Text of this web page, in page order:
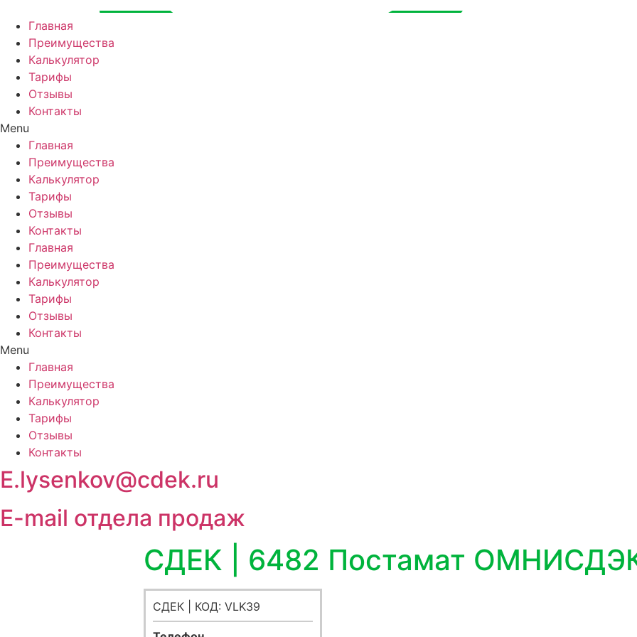
содержимому
Главная
Преимущества
Калькулятор
Тарифы
Отзывы
Контакты
Menu
Главная
Преимущества
Калькулятор
Тарифы
Отзывы
Контакты
Главная
Преимущества
Калькулятор
Тарифы
Отзывы
Контакты
Menu
Главная
Преимущества
Калькулятор
Тарифы
Отзывы
Контакты
E.lysenkov@cdek.ru
E-mail отдела продаж
СДЕК | 6482 Постамат
СДЕК | КОД: VLK39